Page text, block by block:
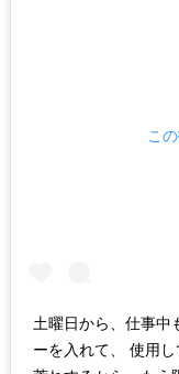
こ
土曜日から、仕事中
ーを入れて、 使用